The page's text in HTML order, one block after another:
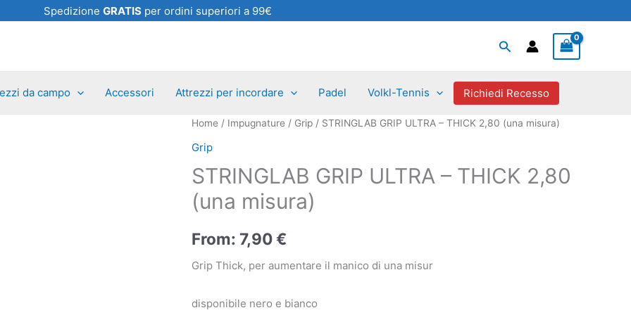
Spedizione GRATIS per ordini superiori a 99€
Cerca
da campo Accessori Attrezzi per incordare Padel Volkl-Tennis Richiedi Recesso
Home / Impugnature / Grip / STRINGLAB GRIP ULTRA – THICK 2,80 (una misura)
Grip
STRINGLAB GRIP ULTRA – THICK 2,80
(una misura)
From: 7,90€
Grip Thick, per aumentare il manico di una misur
disponibile nero e bianco
STRINGLAB
GRIP
-
THICK
(una
quantità